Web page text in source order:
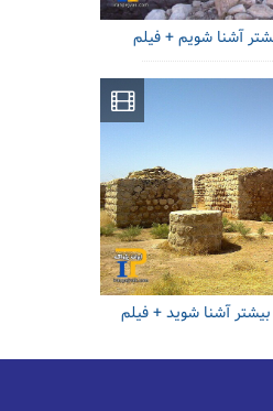
آشنا شویم + فیلم
آشنا شوید + فیلم